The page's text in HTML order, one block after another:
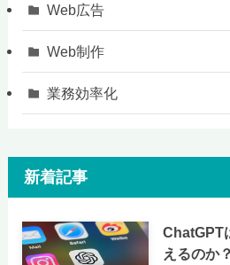
Web広告
Web制作
業務効率化
新着記事
ChatGPT
えるのか